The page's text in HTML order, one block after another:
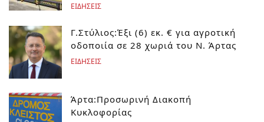
ΕΙΔΗΣΕΙΣ
Γ.Στύλιος:Έξι (6) εκ. € για αγροτική
οδοποιία σε 28 χωριά του Ν. Άρτας
ΕΙΔΗΣΕΙΣ
Άρτα:Προσωρινή Διακοπή
Κυκλοφορίας